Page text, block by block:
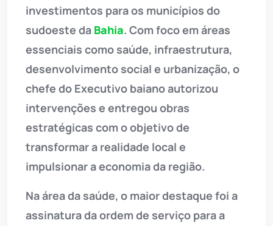
investimentos para os municípios do
sudoeste da Bahia. Com foco em áreas
essenciais como saúde, infraestrutura,
desenvolvimento social e urbanização, o
chefe do Executivo baiano autorizou
intervenções e entregou obras
estratégicas com o objetivo de
transformar a realidade local e
impulsionar a economia da região.
Na área da saúde, o maior destaque foi a
assinatura da ordem de serviço para a